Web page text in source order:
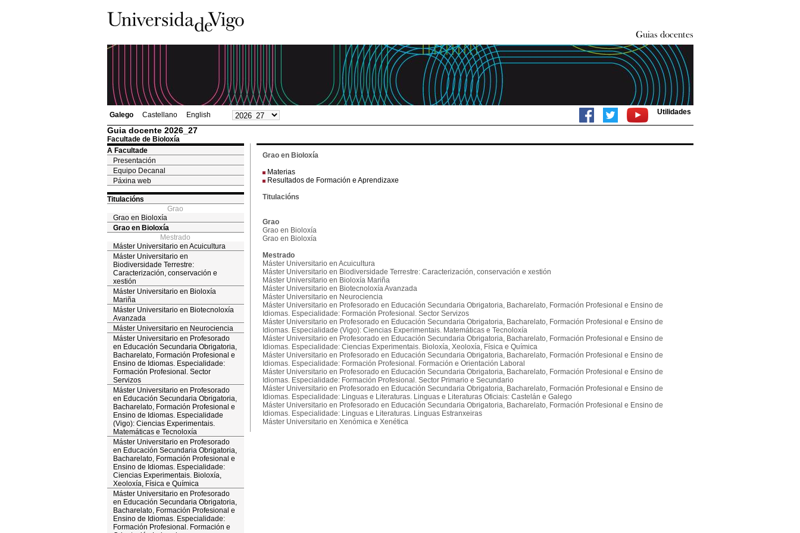
Galego Castellano English Utilidades
Guia docente 2026_27
Facultade de Bioloxía
A Facultade
Presentación
Equipo Decanal
Páxina web
Titulacións
Grao
Grao en Bioloxía
Grao en Bioloxía
Mestrado
Máster Universitario en Acuicultura
Máster Universitario en
Biodiversidade Terrestre:
Caracterización, conservación e
xestión
Máster Universitario en Bioloxía
Mariña
Máster Universitario en Biotecnoloxía
Avanzada
Máster Universitario en Neurociencia
Máster Universitario en Profesorado
en Educación Secundaria Obrigatoria,
Bacharelato, Formación Profesional e
Ensino de Idiomas. Especialidade:
Formación Profesional. Sector
Servizos
Máster Universitario en Profesorado
en Educación Secundaria Obrigatoria,
Bacharelato, Formación Profesional e
Ensino de Idiomas. Especialidade
(Vigo): Ciencias Experimentais.
Matemáticas e Tecnoloxía
Máster Universitario en Profesorado
en Educación Secundaria Obrigatoria,
Bacharelato, Formación Profesional e
Ensino de Idiomas. Especialidade:
Ciencias Experimentais. Bioloxía,
Xeoloxía, Física e Química
Máster Universitario en Profesorado
en Educación Secundaria Obrigatoria,
Bacharelato, Formación Profesional e
Ensino de Idiomas. Especialidade:
Formación Profesional. Formación e
Grao en Bioloxía
Materias
Resultados de Formación e Aprendizaxe
Titulacións
Grao
Grao en Bioloxía
Grao en Bioloxía
Mestrado
Máster Universitario en Acuicultura
Máster Universitario en Biodiversidade Terrestre: Caracterización, conservación e xestión
Máster Universitario en Bioloxía Mariña
Máster Universitario en Biotecnoloxía Avanzada
Máster Universitario en Neurociencia
Máster Universitario en Profesorado en Educación Secundaria Obrigatoria, Bacharelato, Formación Profesional e Ensino de
Idiomas. Especialidade: Formación Profesional. Sector Servizos
Máster Universitario en Profesorado en Educación Secundaria Obrigatoria, Bacharelato, Formación Profesional e Ensino de
Idiomas. Especialidade (Vigo): Ciencias Experimentais. Matemáticas e Tecnoloxía
Máster Universitario en Profesorado en Educación Secundaria Obrigatoria, Bacharelato, Formación Profesional e Ensino de
Idiomas. Especialidade: Ciencias Experimentais. Bioloxía, Xeoloxía, Física e Química
Máster Universitario en Profesorado en Educación Secundaria Obrigatoria, Bacharelato, Formación Profesional e Ensino de
Idiomas. Especialidade: Formación Profesional. Formación e Orientación Laboral
Máster Universitario en Profesorado en Educación Secundaria Obrigatoria, Bacharelato, Formación Profesional e Ensino de
Idiomas. Especialidade: Formación Profesional. Sector Primario e Secundario
Máster Universitario en Profesorado en Educación Secundaria Obrigatoria, Bacharelato, Formación Profesional e Ensino de
Idiomas. Especialidade: Linguas e Literaturas. Linguas e Literaturas Oficiais: Castelán e Galego
Máster Universitario en Profesorado en Educación Secundaria Obrigatoria, Bacharelato, Formación Profesional e Ensino de
Idiomas. Especialidade: Linguas e Literaturas. Linguas Estranxeiras
Máster Universitario en Xenómica e Xenética